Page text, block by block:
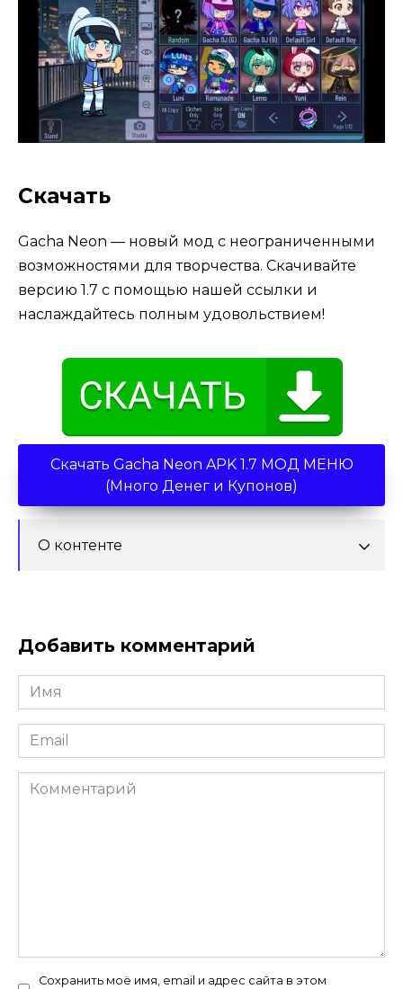
Скачать
Gacha Neon — новый мод с неограниченными
возможностями для творчества. Скачивайте
версию 1.7 с помощью нашей ссылки и
наслаждайтесь полным удовольствием!
Скачать Gacha Neon APK 1.7 МОД МЕНЮ
(Много Денег и Купонов)
О контенте
Добавить комментарий
Имя
*
Email
*
Комментарий
Сохранить моё имя, email и адрес сайта в этом